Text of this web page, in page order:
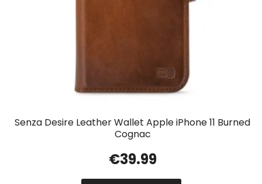
Senza Desire Leather Wallet Apple iPhone 11 Burned
Cognac
€39.99